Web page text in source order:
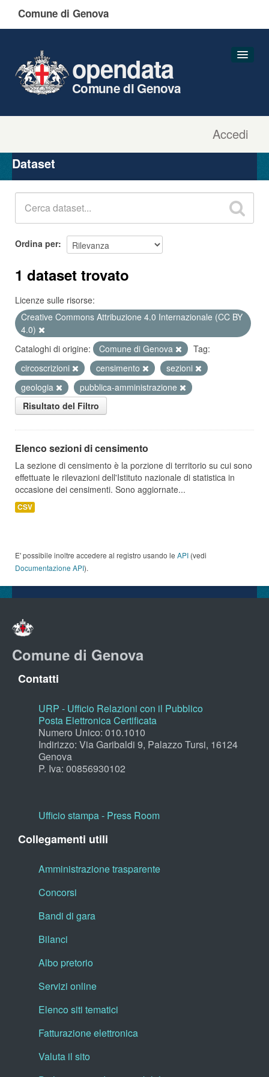
Comune di Genova
Accedi
opendata
Comune di Genova
Organizzazioni
Gruppi
Dataset
Ordina per
1 dataset trovato
Licenze sulle risorse:
Creative Commons Attribuzione 4.0 Internazionale (CC BY
4.0)
Cataloghi di origine:
Comune di Genova
Tag:
circoscrizioni
censimento
sezioni
geologia
pubblica-amministrazione
Risultato del Filtro
Elenco sezioni di censimento
La sezione di censimento è la porzione di territorio su cui sono
effettuate le rilevazioni dell'Istituto nazionale di statistica in
occasione dei censimenti. Sono aggiornate...
CSV
E' possibile inoltre accedere al registro usando le API (vedi
Documentazione API).
Comune di Genova
Contatti
URP - Ufficio Relazioni con il Pubblico
Posta Elettronica Certificata
Numero Unico: 010.1010
Indirizzo: Via Garibaldi 9, Palazzo Tursi, 16124
Genova
P. Iva: 00856930102
Ufficio stampa - Press Room
Collegamenti utili
Amministrazione trasparente
Concorsi
Bandi di gara
Bilanci
Albo pretorio
Servizi online
Elenco siti tematici
Fatturazione elettronica
Valuta il sito